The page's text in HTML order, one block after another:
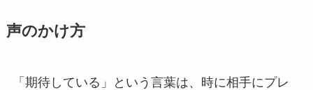
声のかけ方
「期待している」という言葉は、時に相手にプレ